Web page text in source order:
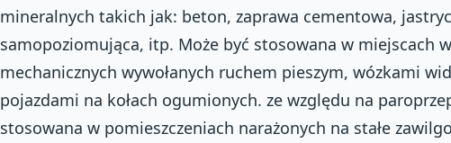
mineralnych takich jak: beton, zaprawa cementowa,
samopoziomująca, itp. Może być stosowana w miejscach
mechanicznych wywołanych ruchem pieszym, wózkami
pojazdami na kołach ogumionych. ze względu na
stosowana w pomieszczeniach narażonych na stałe